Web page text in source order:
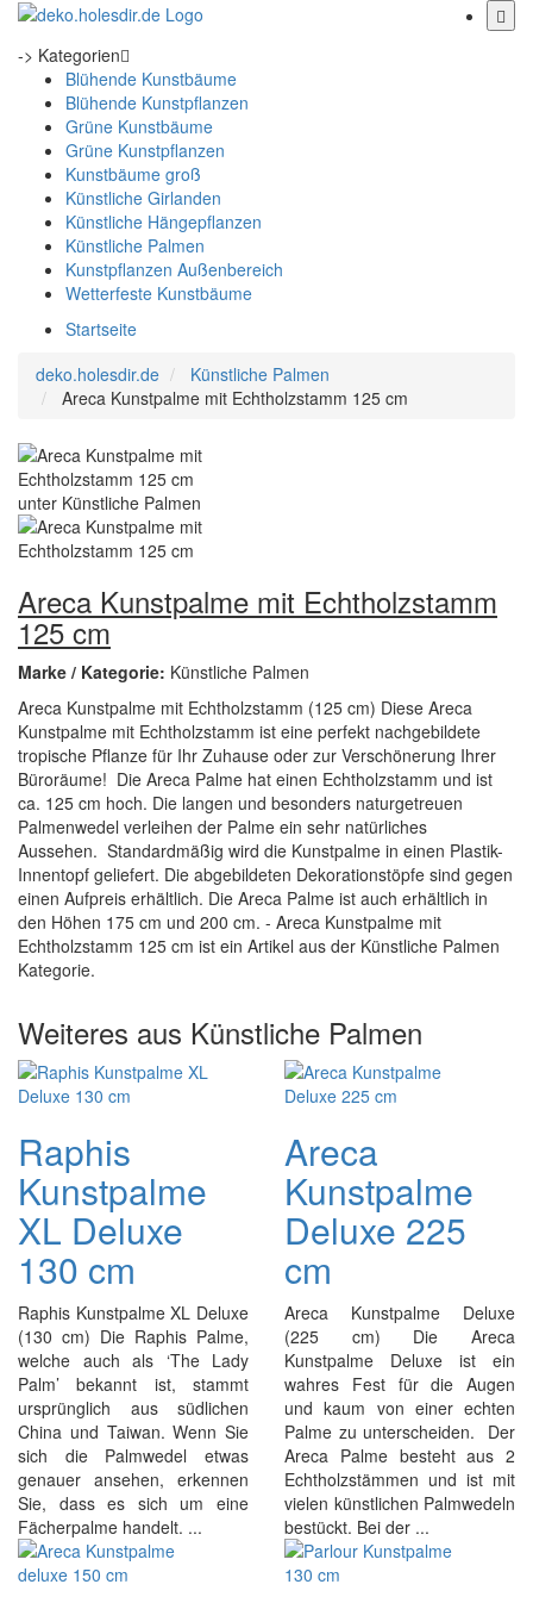
-> Kategorien
Blühende Kunstbäume
Blühende Kunstpflanzen
Grüne Kunstbäume
Grüne Kunstpflanzen
Kunstbäume groß
Künstliche Girlanden
Künstliche Hängepflanzen
Künstliche Palmen
Kunstpflanzen Außenbereich
Wetterfeste Kunstbäume
Startseite
deko.holesdir.de
Künstliche Palmen
Areca Kunstpalme mit Echtholzstamm 125 cm
Areca Kunstpalme mit Echtholzstamm
125 cm
Marke / Kategorie: Künstliche Palmen
Areca Kunstpalme mit Echtholzstamm (125 cm) Diese Areca
Kunstpalme mit Echtholzstamm ist eine perfekt nachgebildete
tropische Pflanze für Ihr Zuhause oder zur Verschönerung Ihrer
Büroräume! Die Areca Palme hat einen Echtholzstamm und ist
ca. 125 cm hoch. Die langen und besonders naturgetreuen
Palmenwedel verleihen der Palme ein sehr natürliches
Aussehen. Standardmäßig wird die Kunstpalme in einen Plastik-
Innentopf geliefert. Die abgebildeten Dekorationstöpfe sind gegen
einen Aufpreis erhältlich. Die Areca Palme ist auch erhältlich in
den Höhen 175 cm und 200 cm. - Areca Kunstpalme mit
Echtholzstamm 125 cm ist ein Artikel aus der Künstliche Palmen
Kategorie.
Weiteres aus Künstliche Palmen
Raphis
Kunstpalme
XL Deluxe
130 cm
Raphis Kunstpalme XL Deluxe
(130 cm) Die Raphis Palme,
welche auch als ‘The Lady
Palm’ bekannt ist, stammt
ursprünglich aus südlichen
China und Taiwan. Wenn Sie
sich die Palmwedel etwas
genauer ansehen, erkennen
Sie, dass es sich um eine
Fächerpalme handelt. ...
Areca
Kunstpalme
Deluxe 225
cm
Areca Kunstpalme Deluxe
(225 cm) Die Areca
Kunstpalme Deluxe ist ein
wahres Fest für die Augen
und kaum von einer echten
Palme zu unterscheiden. Der
Areca Palme besteht aus 2
Echtholzstämmen und ist mit
vielen künstlichen Palmwedeln
bestückt. Bei der ...